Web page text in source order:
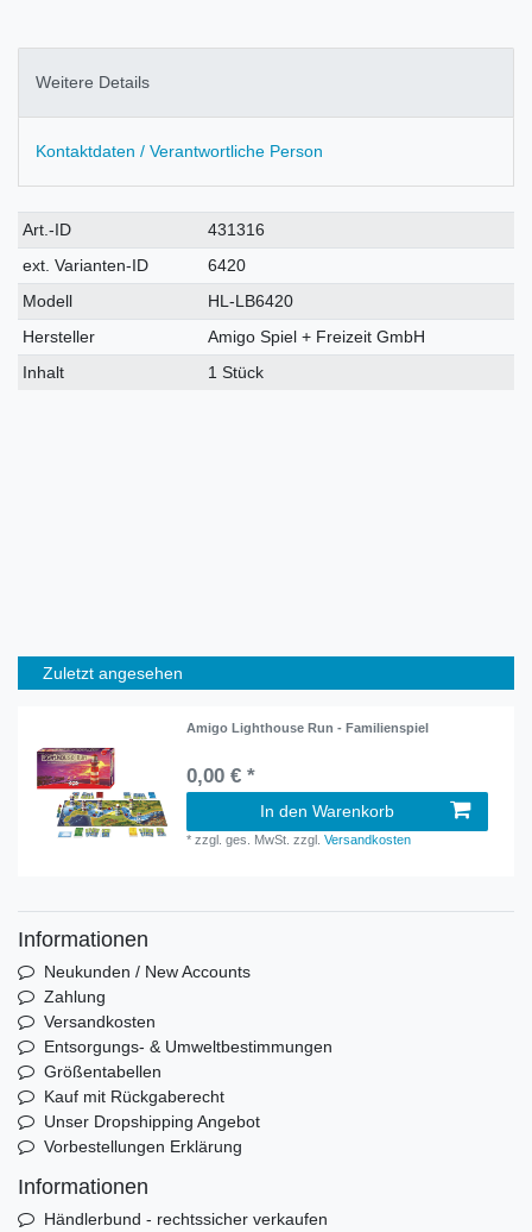
Weitere Details
Kontaktdaten / Verantwortliche Person
Technisches
Merkmal
Wert
Art.-ID
431316
ext. Varianten-ID
6420
Modell
HL-LB6420
Hersteller
Amigo Spiel + Freizeit GmbH
Inhalt
1 Stück
Zuletzt angesehen
Amigo Lighthouse Run - Familienspiel
0,00 € *
In den Warenkorb
*zzgl. ges. MwSt. zzgl.Versandkosten
Informationen
Neukunden / New Accounts
Zahlung
Versandkosten
Entsorgungs- & Umweltbestimmungen
Größentabellen
Kauf mit Rückgaberecht
Unser Dropshipping Angebot
Vorbestellungen Erklärung
Informationen
Händlerbund - rechtssicher verkaufen